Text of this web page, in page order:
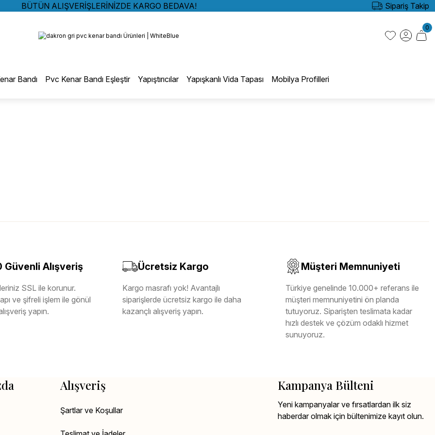
BÜTÜN ALIŞVERİŞLERİNİZDE KARGO BEDAVA!
KREDİ KARTINA 6 TAKSİT SEÇENEĞİ
BÜTÜN ALIŞVERİŞLERİNİZDE KARGO BEDAVA!
Sipariş Takip
0
Bandı Pvc Kenar Bandı Eşleştir Yapıştırıcılar Yapışkanlı Vida Tapası Mobilya Profilleri
Güvenli Alışveriş
SSL ile korunur.
ve şifreli işlem ile gönül
yapın.
Ücretsiz Kargo
Kargo masrafı yok! Avantajlı
siparişlerde ücretsiz kargo ile daha
kazançlı alışveriş yapın.
Müşteri Memnuniyeti
Türkiye genelinde 10.000+ referans ile
müşteri memnuniyetini ön planda
tutuyoruz. Siparişten teslimata kadar
hızlı destek ve çözüm odaklı hizmet
sunuyoruz.
Alışveriş
Şartlar ve Koşullar
Kampanya Bülteni
Yeni kampanyalar ve fırsatlardan ilk siz
haberdar olmak için bültenimize kayıt olun.